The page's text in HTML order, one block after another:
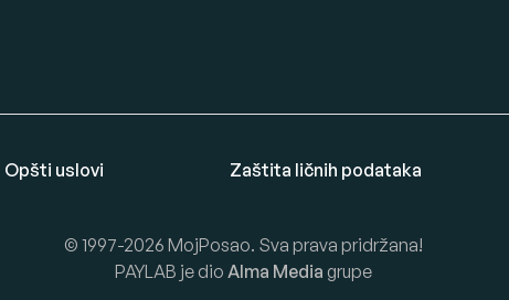
Opšti uslovi Zaštita ličnih podataka
© 1997-2026 MojPosao. Sva prava pridržana!
PAYLAB je dio Alma Media grupe